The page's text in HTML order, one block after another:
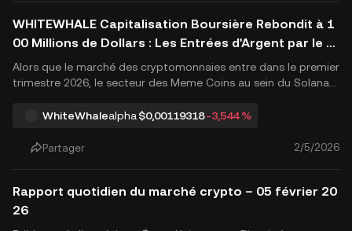
WHITEWHALE Capitalisation Boursière Rebondit à 1
00 Millions de Dollars : Les Entrées d'Argent par le C
réateur du Token Suscitent un Intérêt du Marché
Alors que le marché des cryptomonnaies entre dans le premier
trimestre 2026, le secteur des Meme Coins au sein du Solana
des niveaux élevés d'engagement social. Récemment, BALLEN
ui a.
WhiteWhalealpha $0,00119318-3,544 %
Partager 2/5/2026
Rapport quotidien du marché crypto – 05 février 20
26